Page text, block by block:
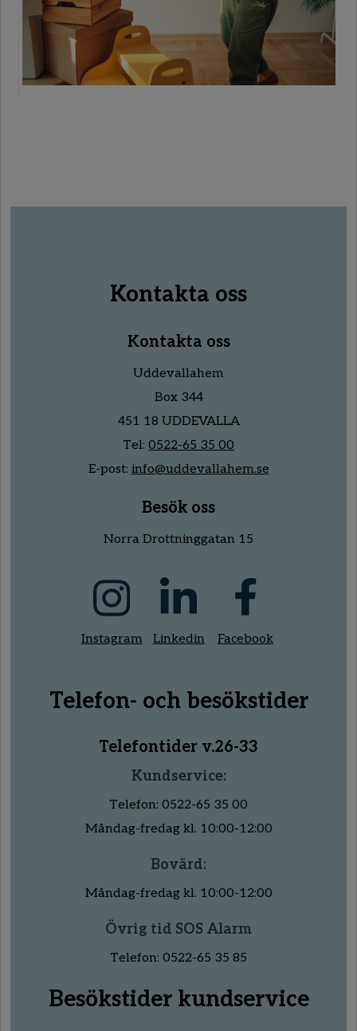
Kontakta oss
Kontakta oss
Uddevallahem
Box 344
451 18 UDDEVALLA
Tel: 0522-65 35 00
E-post: info@uddevallahem.se
Besök oss
Norra Drottninggatan 15
Instagram Linkedin Facebook
Telefon- och besökstider
Telefontider v.26-33
Kundservice:
Telefon: 0522-65 35 00
Måndag-fredag kl. 10:00-12:00
Bovärd:
Måndag-fredag kl. 10:00-12:00
Övrig tid SOS Alarm
Telefon: 0522-65 35 85
Besökstider kundservice